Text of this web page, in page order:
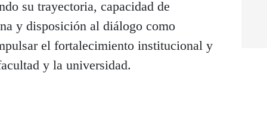
su trayectoria, capacidad de
y disposición al diálogo como
el fortalecimiento institucional y
y la universidad.